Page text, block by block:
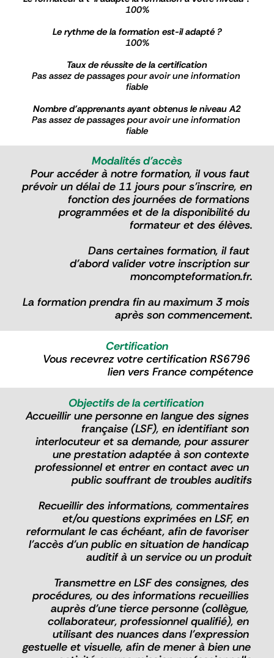
100%
Le rythme de la formation est-il adapté ?
100%
Taux de réussite de la certification
Pas assez de passages pour avoir une information
fiable
Nombre d'apprenants ayant obtenus le niveau A2
Pas assez de passages pour avoir une information
fiable
Modalités d'accès
Pour accéder à notre formation, il vous faut
prévoir un délai de 11 jours pour s’inscrire, en
fonction des journées de formations
programmées et de la disponibilité du
formateur et des élèves.
Dans certaines formation, il faut
d’abord valider votre inscription sur
moncompteformation.fr.
La formation prendra fin au maximum 3 mois
après son commencement.
Certification
Vous recevrez votre certification RS6796
lien vers France compétence
Objectifs de la certification
Accueillir une personne en langue des signes
française (LSF), en identifiant son
interlocuteur et sa demande, pour assurer
une prestation adaptée à son contexte
professionnel et entrer en contact avec un
public souffrant de troubles auditifs
Recueillir des informations, commentaires
et/ou questions exprimées en LSF, en
reformulant le cas échéant, afin de favoriser
l’accès d’un public en situation de handicap
auditif à un service ou un produit
Transmettre en LSF des consignes, des
procédures, ou des informations recueillies
auprès d’une tierce personne (collègue,
collaborateur, professionnel qualifié), en
utilisant des nuances dans l’expression
gestuelle et visuelle, afin de mener à bien une